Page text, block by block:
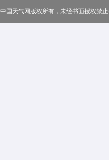
中国天气网版权所有，未经书面授权